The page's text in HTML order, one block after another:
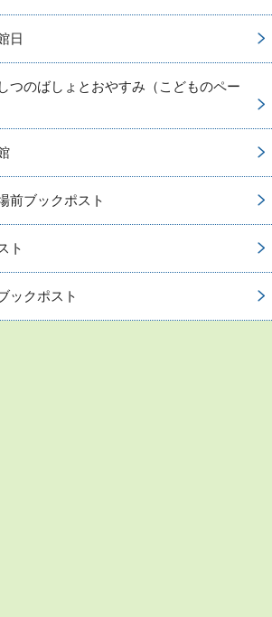
日
つのばしょとおやすみ（こどものペー
前ブックポスト
ト
ックポスト